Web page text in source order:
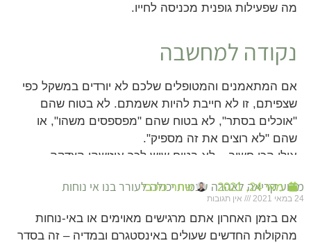
מה שפעילות גופנית מכניסה לחייו.
נקודה למחשבה
אם המתאמנים והמטופלים שלכם לא יורדים במשקל כפי
שצפיתם, זו לא חייבת להיות אשמתם. לא בטוח שהם
"אוכלים בסתר", לא בטוח שהם "מפספסים משהו", או
שהם "לא רוצים את זה מספיק".
אולי הכי חשוב – לא בטוח שיש לכך איזושהי הצדקה.
מדוע קריאה לאהבה עצמית יכולה לעורר בנו אי נוחות
24 במאי 2021 אין תגובות
מאי 24, 2021 שחר כוכבי
אם בזמן האחרון אתם מרגישים מאוימים או באי-נוחות
מהקולות החדשים שעולים באינסטגרם ובמדיה – זה בסדר